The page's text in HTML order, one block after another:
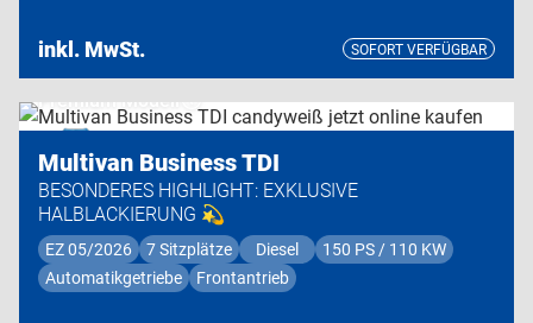
inkl. MwSt. SOFORT VERFÜGBAR
Premium Modell
Multivan Business TDI
BESONDERES HIGHLIGHT: EXKLUSIVE
HALBLACKIERUNG 💫
EZ 05/2026 7 Sitzplätze Diesel
150 PS / 110 KW
Automatikgetriebe
Frontantrieb